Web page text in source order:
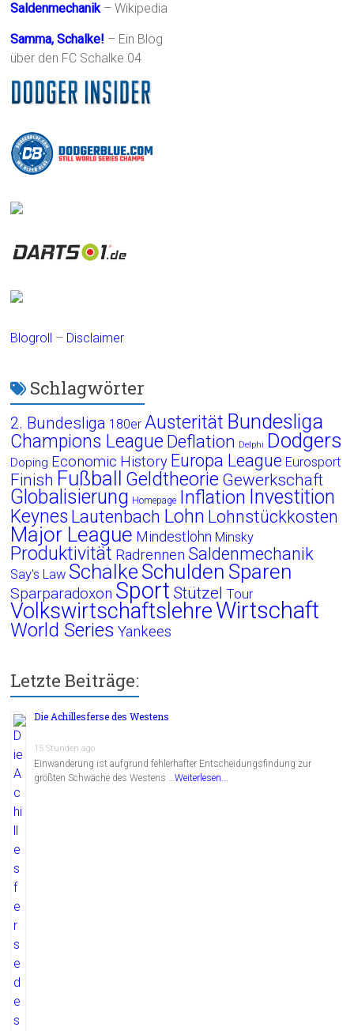
Saldenmechanik– Wikipedia
Samma, Schalke! – Ein Blog
über den FC Schalke 04
Blogroll – Disclaimer
Schlagwörter
2. Bundesliga 180er Austerität Bundesliga
Champions League Deflation Delphi Dodgers
Doping Economic History Europa League Eurosport
Finish Fußball Geldtheorie Gewerkschaft
Globalisierung Homepage Inflation Investition
Keynes Lautenbach Lohn Lohnstückkosten
Major League Mindestlohn Minsky
Produktivität Radrennen Saldenmechanik
Say's Law Schalke Schulden Sparen
Sparparadoxon Sport Stützel Tour
VolkswirtschaftslehreWirtschaft
World Series Yankees
Letzte Beiträge:
Die Achillesferse des Westens
15 Stunden ago
Einwanderung ist aufgrund fehlerhafter Entscheidungsfindung zur
größten Schwäche des Westens …Weiterlesen...